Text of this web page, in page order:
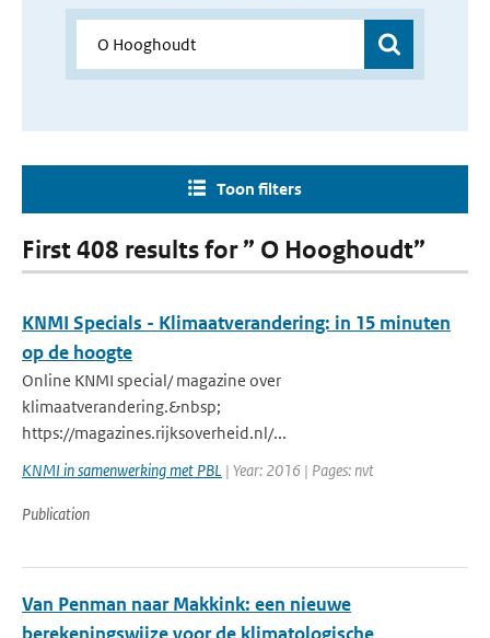
Toon filters
First 408 results for ” O Hooghoudt”
KNMI Specials - Klimaatverandering: in 15 minuten
op de hoogte
Online KNMI special/ magazine over
klimaatverandering.&nbsp;
https://magazines.rijksoverheid.nl/...
KNMI in samenwerking met PBL | Year: 2016 | Pages: nvt
Publication
Van Penman naar Makkink: een nieuwe